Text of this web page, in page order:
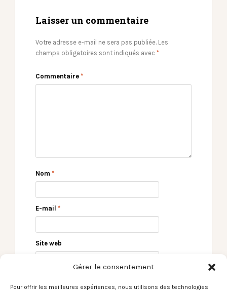
Gérer le consentement
Pour offrir les meilleures expériences, nous utilisons des technologies
Laisser un commentaire
Votre adresse e-mail ne sera pas publiée. Les
champs obligatoires sont indiqués avec *
Commentaire *
Nom *
E-mail *
Site web